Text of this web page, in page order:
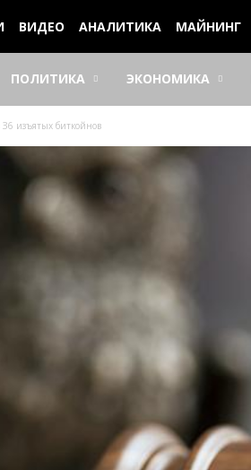
ВИДЕО АНАЛИТИКА МАЙНИНГ
ПОЛИТИКА ЭКОНОМИКА
изъятыx биткoйнoв